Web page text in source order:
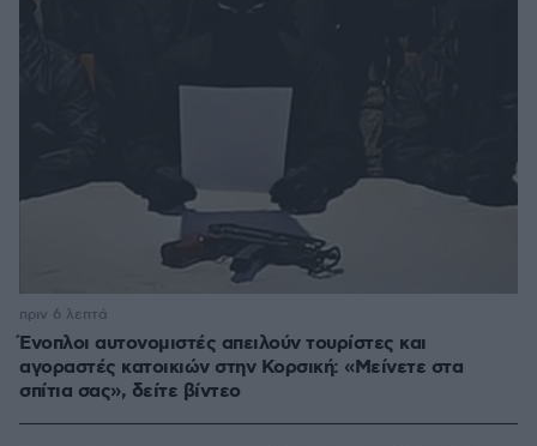
Ένοπλοι αυτονομιστές απειλούν τουρίστες και
αγοραστές κατοικιών στην Κορσική: «Μείνετε στα
σπίτια σας», δείτε βίντεο
πριν 6 λεπτά